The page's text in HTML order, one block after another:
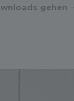
gehen